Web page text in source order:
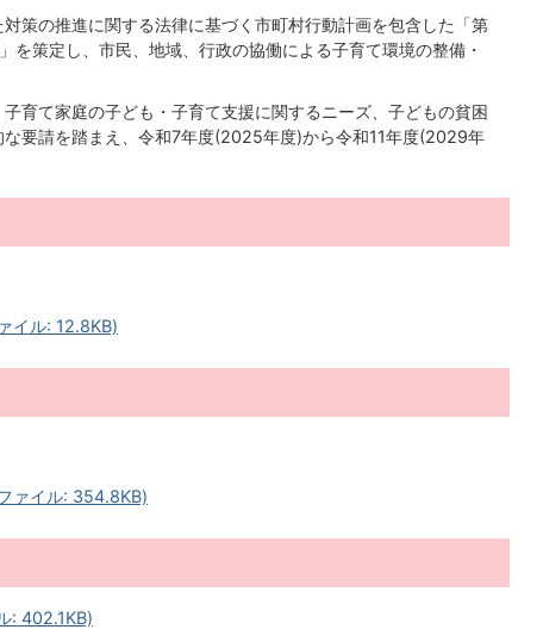
策の推進に関する法律に基づく市町村行動計画を包含した「第
を策定し、市民、地域、行政の協働による子育て環境の整備・
育て家庭の子ども・子育て支援に関するニーズ、子どもの貧困
要請を踏まえ、令和7年度(2025年度)から令和11年度(2029年
イル: 12.8KB)
ァイル: 354.8KB)
: 402.1KB)